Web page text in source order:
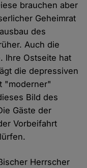
brauchen aber
Geheimrat
des
Auch die
Ihre Ostseite hat
die depressiven
"moderner"
Bild des
Gäste der
Vorbeifahrt
Herrscher